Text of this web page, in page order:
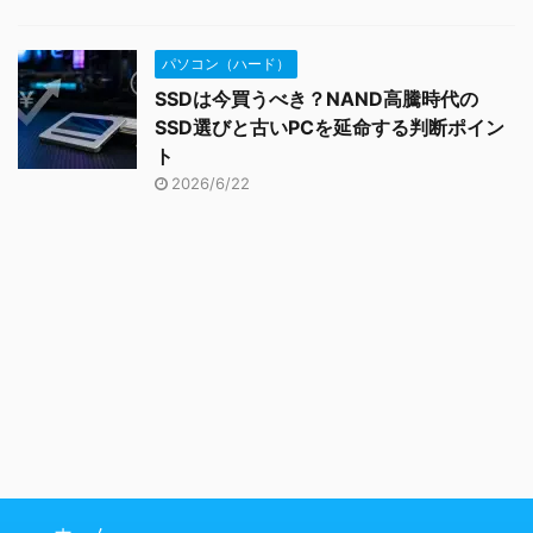
パソコン（ハード）
SSDは今買うべき？NAND高騰時代の
SSD選びと古いPCを延命する判断ポイン
ト
2026/6/22